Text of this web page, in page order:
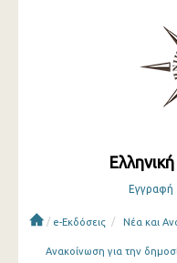
Εγγραφή
/ e-Εκδόσεις / Νέα και
Ανακοίνωση για την